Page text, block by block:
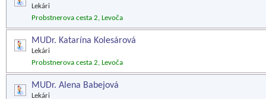
Lekári
Probstnerova cesta 2, Levoča
MUDr. Katarína Kolesárová
Lekári
Probstnerova cesta 2, Levoča
MUDr. Alena Babejová
Lekári